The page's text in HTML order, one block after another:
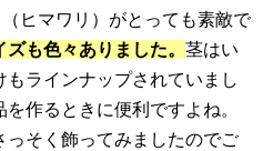
ヒマワリ）がとっても素敵で
も色々ありました。 茎はい
ラインナップされていまし
作るときに便利ですよね。
そく飾ってみましたのでご